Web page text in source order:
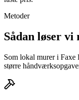
Metoder
Sådan løser
Som lokal murer i Faxe
større